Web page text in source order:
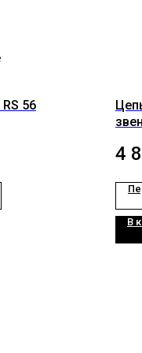
56
4
В